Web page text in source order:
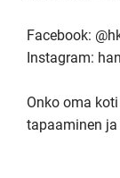
Facebook:
Instagram:
Onko oma